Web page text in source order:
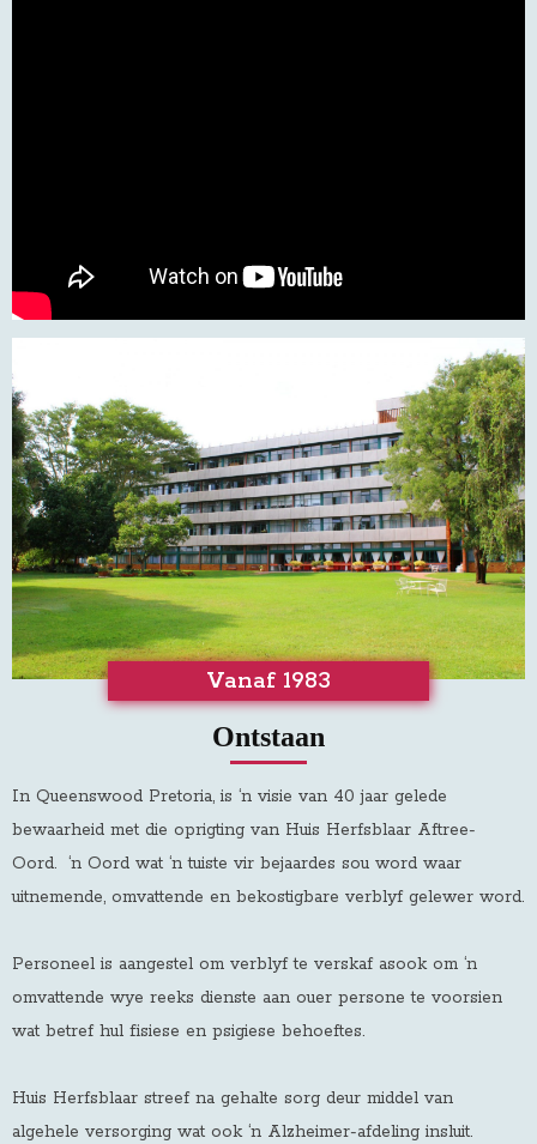
Vanaf 1983
Ontstaan
In Queenswood Pretoria, is ‘n visie van 40 jaar gelede
bewaarheid met die oprigting van Huis Herfsblaar Aftree-
Oord. ‘n Oord wat ‘n tuiste vir bejaardes sou word waar
uitnemende, omvattende en bekostigbare verblyf gelewer word.
Personeel is aangestel om verblyf te verskaf asook om ‘n
omvattende wye reeks dienste aan ouer persone te voorsien
wat betref hul fisiese en psigiese behoeftes.
Huis Herfsblaar streef na gehalte sorg deur middel van
algehele versorging wat ook ‘n Alzheimer-afdeling insluit.